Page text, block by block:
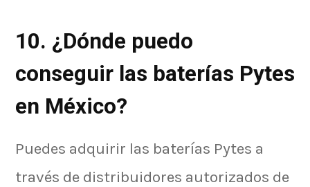
10. ¿Dónde puedo
conseguir las baterías Pytes
en México?
Puedes adquirir las baterías Pytes a
través de distribuidores autorizados de